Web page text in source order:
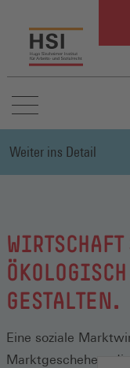
GESTALTEN.
Eine soziale
Marktgeschehen,
Weiter ins Detail